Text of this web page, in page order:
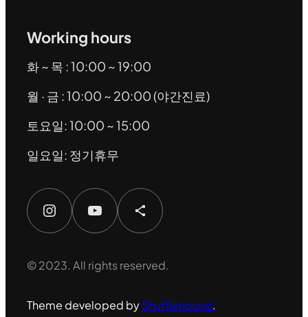
Working hours
화 ~ 목 : 10:00 ~ 19:00
월 · 금 : 10:00 ~ 20:00 (야간진료)
토요일: 10:00 ~ 15:00
일요일: 정기휴무
Instagram YouTube Share Icon
© 2023. All rights reserved.
Theme developed byShufflehound.